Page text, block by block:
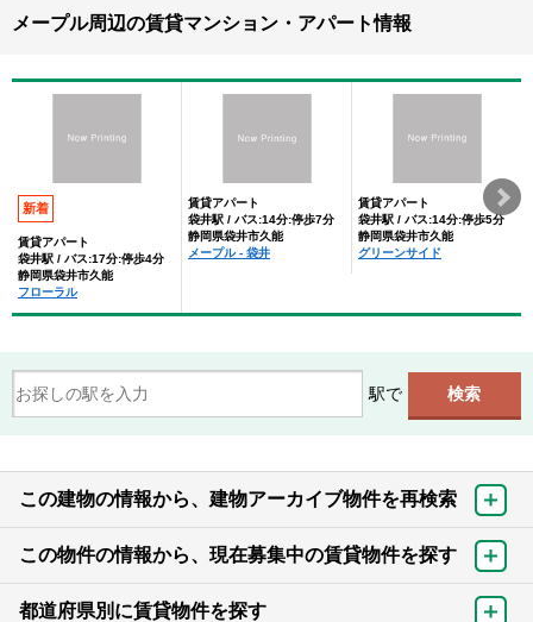
メープル周辺の賃貸マンション・アパート情報
新着
賃貸アパート
袋井駅 / バス:17分:停歩4分
静岡県袋井市久能
フローラル
賃貸アパート
袋井駅 / バス:14分:停歩7分
静岡県袋井市久能
メープル - 袋井
賃貸アパート
袋井駅 / バス:14分:停歩5分
静岡県袋井市久能
グリーンサイド
駅で
この建物の情報から、建物アーカイブ物件を再検索
この物件の情報から、現在募集中の賃貸物件を探す
都道府県別に賃貸物件を探す